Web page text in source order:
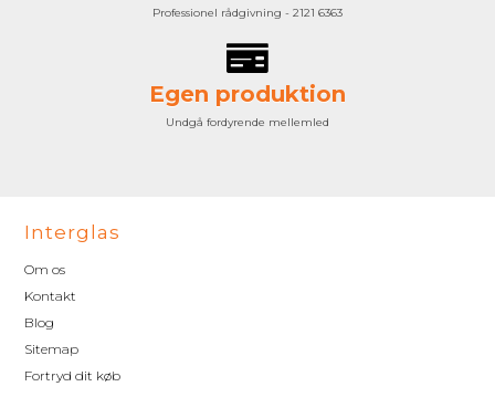
Professionel rådgivning - 2121 6363
Egen produktion
Undgå fordyrende mellemled
Interglas
Om os
Kontakt
Blog
Sitemap
Fortryd dit køb